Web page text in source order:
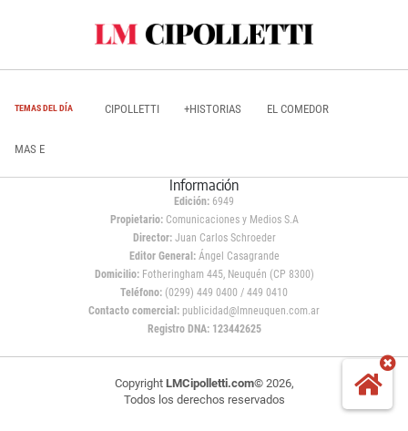
TEMAS DEL DÍA CIPOLLETTI +HISTORIAS EL COMEDOR
MAS E
Información
Edición: 6949
Propietario:Comunicaciones y Medios S.A
Director: Juan Carlos Schroeder
Editor General:Ángel Casagrande
Domicilio:Fotheringham 445, Neuquén (CP 8300)
Teléfono: (0299) 449 0400 / 449 0410
Contacto comercial: publicidad@lmneuquen.com.ar
Registro DNA: 123442625
Copyright LMCipolletti.com© 2026,
Todos los derechos reservados